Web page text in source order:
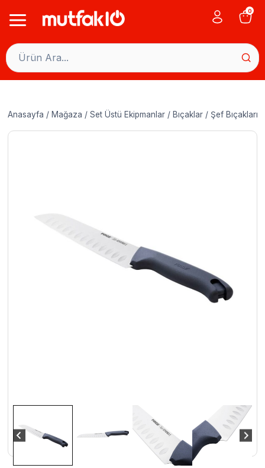
0
Anasayfa / Mağaza / Set Üstü Ekipmanlar / Bıçaklar / Şef Bıçakları